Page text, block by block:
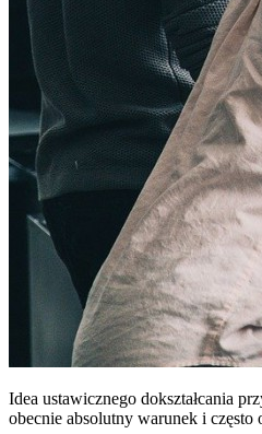
Idea ustawicznego dokształcania
obecnie absolutny warunek i